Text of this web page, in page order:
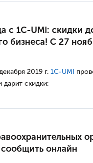
с 1C-UMI: скидки
бизнеса! С 27
2019 г. 1C-UMI
дарит скидки:
онлайн